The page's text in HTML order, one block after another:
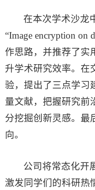
在本次学术沙龙
“Image encryption on
作思路，并推荐了实
升学术研究效率。在
验，提出了三点学习
量文献，把握研究前
分挖掘创新灵感。最
向。
公司将常态化开
激发同学们的科研热